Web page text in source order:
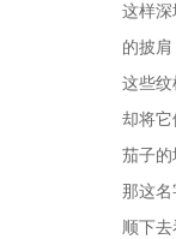
这样
的披
这些纹
却将它
茄子
那这名
顺下